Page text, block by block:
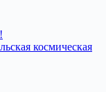
космическая